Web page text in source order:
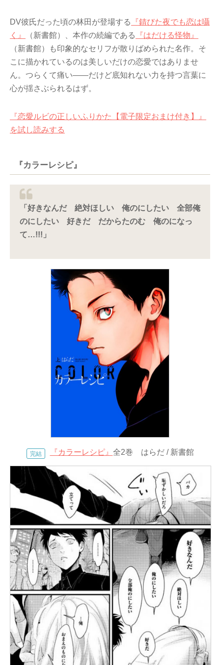
DV彼氏だった頃の林田が登場する
『錆びた夜でも恋は囁
く』
（新書館）、本作の続編である
『はだける怪物』
（新書館）も印象的なセリフが散りばめられた名作。そ
こに描かれているのは美しいだけの恋愛ではありませ
ん。つらくて痛い――だけど底知れない力を持つ言葉に
心が揺さぶられるはず。
『恋愛ルビの正しいふりかた【電子限定おまけ付き】』
を試し読みする
『カラーレシピ』
「好きなんだ 絶対ほしい 俺のにしたい 全部俺
のにしたい 好きだ だからたのむ 俺のになっ
て…!!!」
完結 『カラーレシピ』 全2巻 はらだ / 新書館